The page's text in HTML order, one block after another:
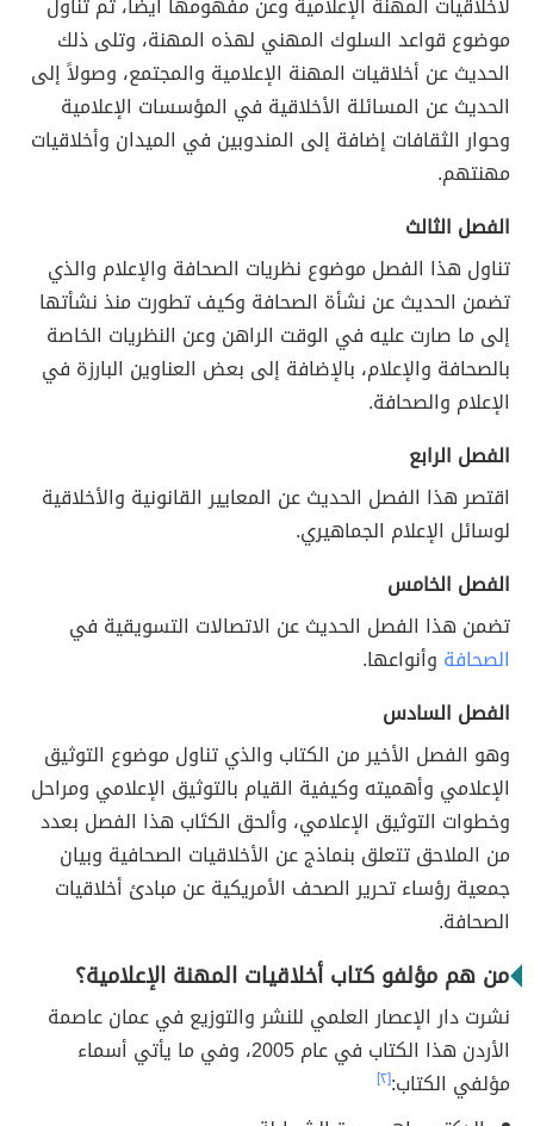
موضوع قواعد السلوك المهني لهذه المهنة، وتلى ذلك
الحديث عن أخلاقيات المهنة الإعلامية والمجتمع، وصولاً إلى
الحديث عن المسائلة الأخلاقية في المؤسسات الإعلامية
وحوار الثقافات إضافة إلى المندوبين في الميدان وأخلاقيات
مهنتهم.
الفصل الثالث
تناول هذا الفصل موضوع نظريات الصحافة والإعلام والذي
تضمن الحديث عن نشأة الصحافة وكيف تطورت منذ نشأتها
إلى ما صارت عليه في الوقت الراهن وعن النظريات الخاصة
بالصحافة والإعلام، بالإضافة إلى بعض العناوين البارزة في
الإعلام والصحافة.
الفصل الرابع
اقتصر هذا الفصل الحديث عن المعايير القانونية والأخلاقية
لوسائل الإعلام الجماهيري.
الفصل الخامس
تضمن هذا الفصل الحديث عن الاتصالات التسويقية في
الصحافة وأنواعها.
الفصل السادس
وهو الفصل الأخير من الكتاب والذي تناول موضوع التوثيق
الإعلامي وأهميته وكيفية القيام بالتوثيق الإعلامي ومراحل
وخطوات التوثيق الإعلامي، وألحق الكتَاب هذا الفصل بعدد
من الملاحق تتعلق بنماذج عن الأخلاقيات الصحافية وبيان
جمعية رؤساء تحرير الصحف الأمريكية عن مبادئ أخلاقيات
الصحافة.
من هم مؤلفو كتاب أخلاقيات المهنة الإعلامية؟
نشرت دار الإعصار العلمي للنشر والتوزيع في عمان عاصمة
الأردن هذا الكتاب في عام 2005، وفي ما يأتي أسماء
مؤلفي الكتاب:[٢]